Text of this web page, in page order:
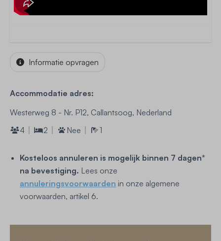
Informatie opvragen
Accommodatie adres:
Westerweg 8 - Nr. P12, Callantsoog, Nederland
4
2 Nee 1
Kosteloos annuleren is mogelijk binnen 7 dagen*
na bevestiging. Lees onze
annuleringsvoorwaarden in onze algemene
voorwaarden, artikel 6.